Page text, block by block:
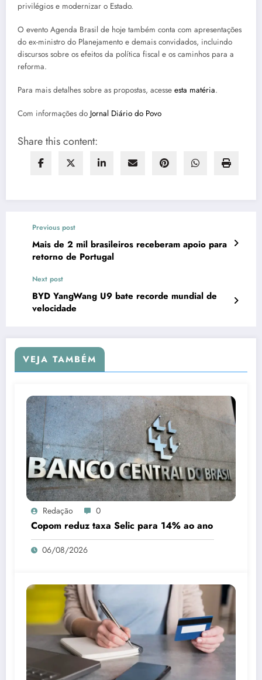
privilégios e modernizar o Estado.
O evento Agenda Brasil de hoje também conta com apresentações
do ex-ministro do Planejamento e demais convidados, incluindo
discursos sobre os efeitos da política fiscal e os caminhos para a
reforma.
Para mais detalhes sobre as propostas, acesse esta matéria.
Com informações do Jornal Diário do Povo
Share this content:
Previous post
Mais de 2 mil brasileiros receberam apoio para
retorno de Portugal
Next post
BYD YangWang U9 bate recorde mundial de
velocidade
VEJA TAMBÉM
Redação 0
Copom reduz taxa Selic para 14% ao ano
06/08/2026